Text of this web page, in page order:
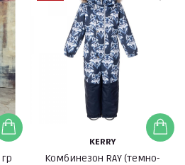
KERRY
Комбинезон RAY (темно-